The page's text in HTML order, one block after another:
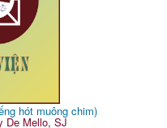
hót muông chim)
De Mello, SJ